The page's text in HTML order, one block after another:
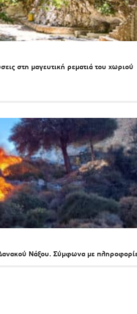
στη μαγευτική ρεματιά του χωριού
Νάξου. Σύμφωνα με